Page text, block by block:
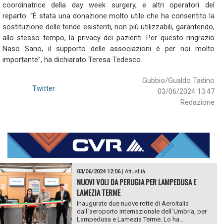
coordinatrice della day week surgery, e altri operatori del
reparto. “È stata una donazione molto utile che ha consentito la
sostituzione delle tende esistenti, non più utilizzabili, garantendo,
allo stesso tempo, la privacy dei pazienti. Per questo ringrazio
Naso Sano, il supporto delle associazioni è per noi molto
importante”, ha dichiarato Teresa Tedesco.
Gubbio/Gualdo Tadino
03/06/2024 13:47
Redazione
Twitter
03/06/2024 12:06| Attualità
NUOVI VOLI DA PERUGIA PER LAMPEDUSA E
LAMEZIA TERME
Inaugurate due nuove rotte di Aeroitalia
dall`aeroporto internazionale dell`Umbria, per
Lampedusa e Lamezia Terme. Lo ha...